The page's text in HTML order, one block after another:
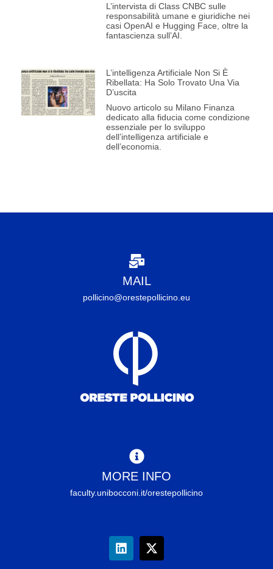
L’intervista di Class CNBC sulle
responsabilità umane e giuridiche nei
casi OpenAI e Hugging Face, oltre la
fantascienza sull’AI.
L’intelligenza Artificiale Non Si È
Ribellata: Ha Solo Trovato Una Via
D’uscita
Nuovo articolo su Milano Finanza
dedicato alla fiducia come condizione
essenziale per lo sviluppo
dell’intelligenza artificiale e
dell’economia.
MAIL
pollicino@orestepollicino.eu
MORE INFO
faculty.unibocconi.it/orestepollicino